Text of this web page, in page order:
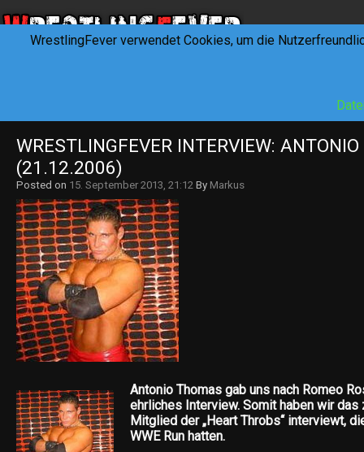
WRESTLINGFEVER INTERVIEW:
(21.12.2006)
Posted on 15. September 2013, 21:12 By Markus
Antonio Thomas gab uns nach Romeo
ehrliches Interview. Somit haben wir das
Mitglied der „Heart Throbs“ interviewt,
WWE Run hatten.
WrestlingFever verwendet Cookies, um die